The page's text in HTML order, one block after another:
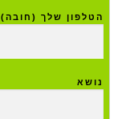
הטלפון שלך (חובה)
נושא